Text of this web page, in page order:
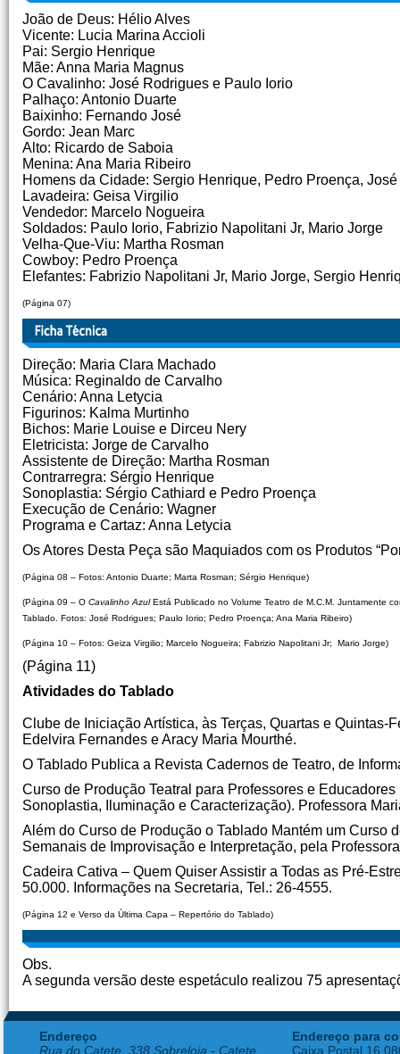
João de Deus: Hélio Alves
Vicente: Lucia Marina Accioli
Pai: Sergio Henrique
Mãe: Anna Maria Magnus
O Cavalinho: José Rodrigues e Paulo Iorio
Palhaço: Antonio Duarte
Baixinho: Fernando José
Gordo: Jean Marc
Alto: Ricardo de Saboia
Menina: Ana Maria Ribeiro
Homens da Cidade: Sergio Henrique, Pedro Proença,
Lavadeira: Geisa Virgilio
Vendedor: Marcelo Nogueira
Soldados: Paulo Iorio, Fabrizio Napolitani Jr, Mario Jorge
Velha-Que-Viu: Martha Rosman
Cowboy: Pedro Proença
Elefantes: Fabrizio Napolitani Jr, Mario Jorge, Sergio
(Página 07)
Direção: Maria Clara Machado
Música: Reginaldo de Carvalho
Cenário: Anna Letycia
Figurinos: Kalma Murtinho
Bichos: Marie Louise e Dirceu Nery
Eletricista: Jorge de Carvalho
Assistente de Direção: Martha Rosman
Contrarregra: Sérgio Henrique
Sonoplastia: Sérgio Cathiard e Pedro Proença
Execução de Cenário: Wagner
Programa e Cartaz: Anna Letycia
Os Atores Desta Peça são Maquiados com os Produtos
(Página 08 – Fotos: Antonio Duarte; Marta Rosman; Sérgio Henrique)
(Página 09 – O Cavalinho AzulEstá Publicado no Volume Teatro de M.C.M. Juntamente
Tablado. Fotos: José Rodrigues; Paulo Iorio; Pedro Proença; Ana Maria Ribeiro)
(Página 10 – Fotos: Geiza Virgilio; Marcelo Nogueira; Fabrizio Napolitani Jr; Mario Jorge)
(Página 11)
Atividades do Tablado
Clube de Iniciação Artística, às Terças, Quartas e
Edelvira Fernandes e Aracy Maria Mourthé.
O Tablado Publica a Revista Cadernos de Teatro, de
Curso de Produção Teatral para Professores e
Sonoplastia, Iluminação e Caracterização). Professora
Além do Curso de Produção o Tablado Mantém um Curso
Semanais de Improvisação e Interpretação, pela
Cadeira Cativa – Quem Quiser Assistir a Todas as Pré-
50.000. Informações na Secretaria, Tel.: 26-4555.
(Página 12 e Verso da Última Capa – Repertório do Tablado)
Obs.
A segunda versão deste espetáculo realizou 75
Endereço
Rua do Catete, 338 Sobreloja - Catete
Endereço para
Caixa Postal